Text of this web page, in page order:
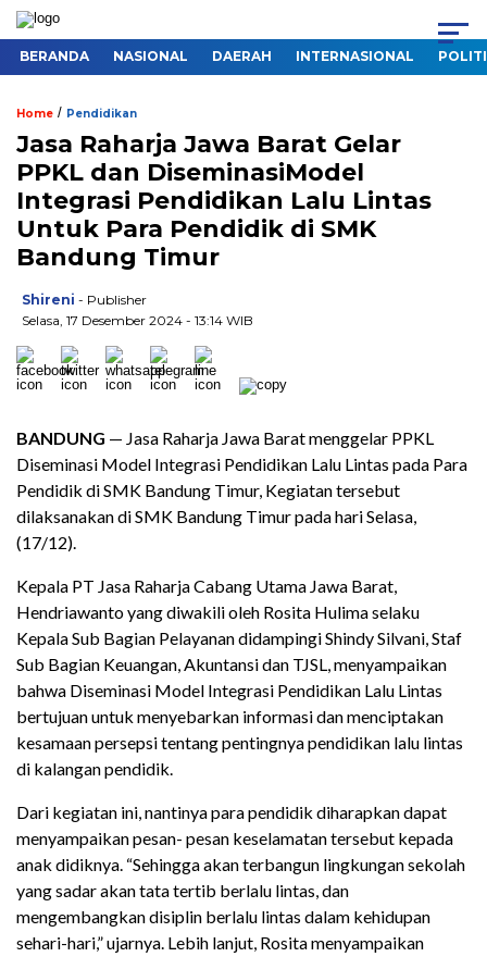
BERANDA NASIONAL DAERAH INTERNASIONAL
Home / Pendidikan
Jasa Raharja Jawa Barat Gelar
PPKL dan DiseminasiModel
Integrasi Pendidikan Lalu Lintas
Untuk Para Pendidik di SMK
Bandung Timur
Shireni - Publisher
Selasa, 17 Desember 2024 - 13:14 WIB
BANDUNG — Jasa Raharja Jawa Barat menggelar PPKL
Diseminasi Model Integrasi Pendidikan Lalu Lintas pada Para
Pendidik di SMK Bandung Timur, Kegiatan tersebut
dilaksanakan di SMK Bandung Timur pada hari Selasa,
(17/12).
Kepala PT Jasa Raharja Cabang Utama Jawa Barat,
Hendriawanto yang diwakili oleh Rosita Hulima selaku
Kepala Sub Bagian Pelayanan didampingi Shindy Silvani, Staf
Sub Bagian Keuangan, Akuntansi dan TJSL, menyampaikan
bahwa Diseminasi Model Integrasi Pendidikan Lalu Lintas
bertujuan untuk menyebarkan informasi dan menciptakan
kesamaan persepsi tentang pentingnya pendidikan lalu lintas
di kalangan pendidik.
Dari kegiatan ini, nantinya para pendidik diharapkan dapat
menyampaikan pesan- pesan keselamatan tersebut kepada
anak didiknya. “Sehingga akan terbangun lingkungan sekolah
yang sadar akan tata tertib berlalu lintas, dan
mengembangkan disiplin berlalu lintas dalam kehidupan
sehari-hari,” ujarnya. Lebih lanjut, Rosita menyampaikan